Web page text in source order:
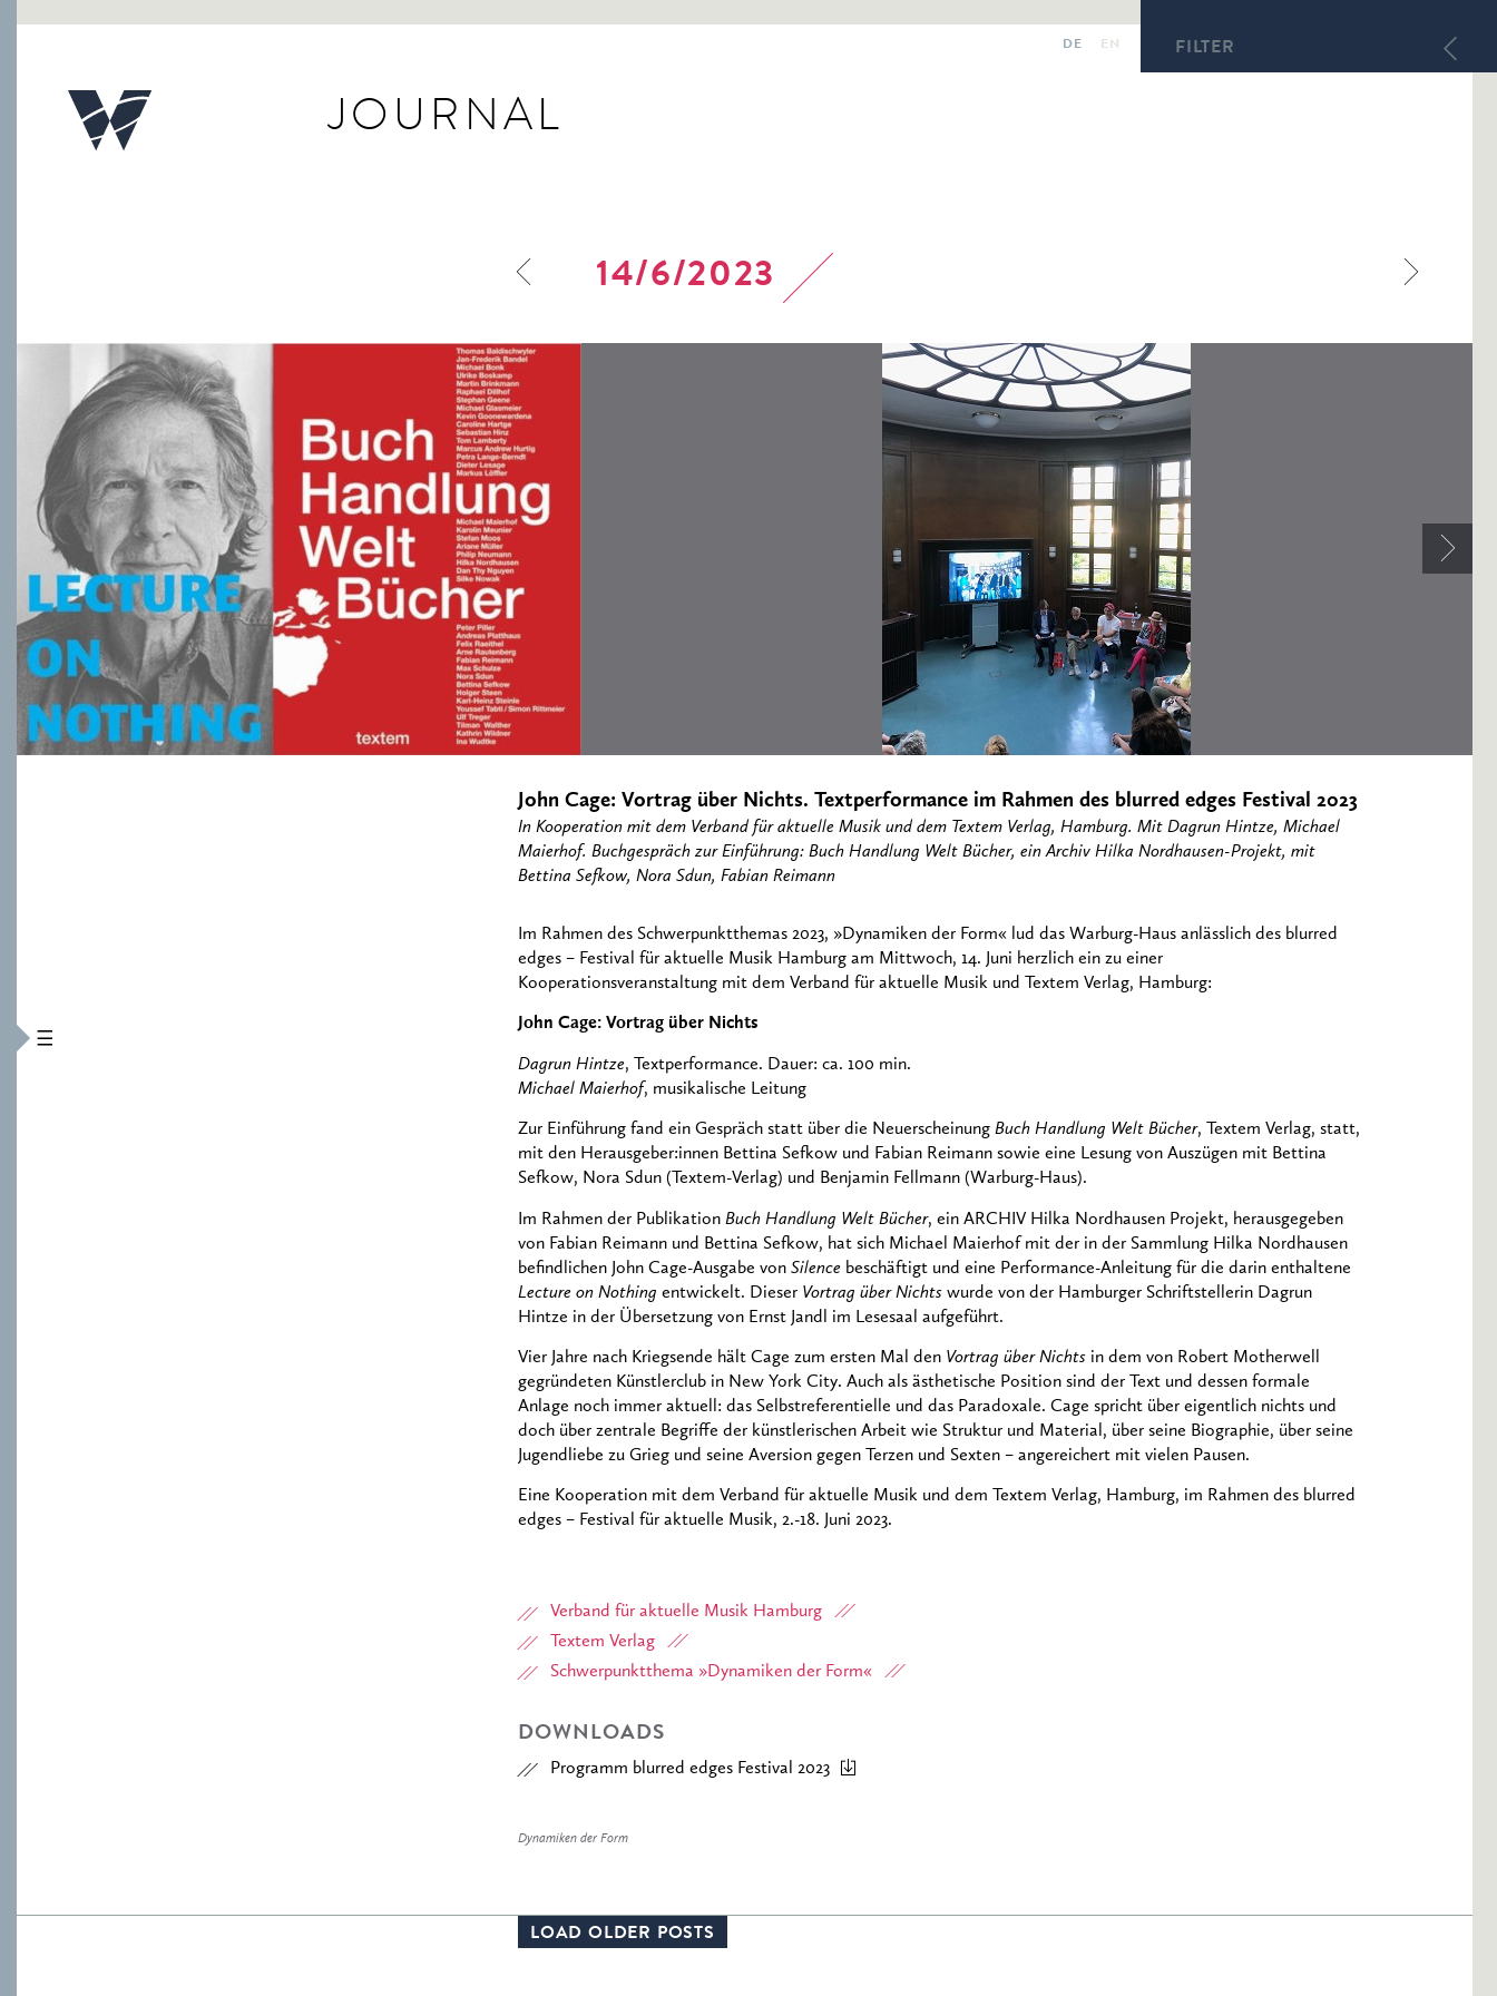
DE EN FILTER
JOURNAL
14/6/2023
John Cage: Vortrag über Nichts. Textperformance im Rahmen des blurred edges Festival 2023
In Kooperation mit dem Verband für aktuelle Musik und dem Textem Verlag, Hamburg. Mit Dagrun Hintze, Michael
Maierhof. Buchgespräch zur Einführung: Buch Handlung Welt Bücher, ein Archiv Hilka Nordhausen-Projekt, mit
Bettina Sefkow, Nora Sdun, Fabian Reimann
Im Rahmen des Schwerpunktthemas 2023, »Dynamiken der Form« lud das Warburg-Haus anlässlich des blurred
edges – Festival für aktuelle Musik Hamburg am Mittwoch, 14. Juni herzlich ein zu einer
Kooperationsveranstaltung mit dem Verband für aktuelle Musik und Textem Verlag, Hamburg:
John Cage: Vortrag über Nichts
Dagrun Hintze, Textperformance. Dauer: ca. 100 min.
Michael Maierhof, musikalische Leitung
Zur Einführung fand ein Gespräch statt über die Neuerscheinung Buch Handlung Welt Bücher, Textem Verlag, statt,
mit den Herausgeber:innen Bettina Sefkow und Fabian Reimann sowie eine Lesung von Auszügen mit Bettina
Sefkow, Nora Sdun (Textem-Verlag) und Benjamin Fellmann (Warburg-Haus).
Im Rahmen der Publikation Buch Handlung Welt Bücher, ein ARCHIV Hilka Nordhausen Projekt, herausgegeben
von Fabian Reimann und Bettina Sefkow, hat sich Michael Maierhof mit der in der Sammlung Hilka Nordhausen
befindlichen John Cage-Ausgabe von Silence beschäftigt und eine Performance-Anleitung für die darin enthaltene
Lecture on Nothing entwickelt. Dieser Vortrag über Nichts wurde von der Hamburger Schriftstellerin Dagrun
Hintze in der Übersetzung von Ernst Jandl im Lesesaal aufgeführt.
Vier Jahre nach Kriegsende hält Cage zum ersten Mal den Vortrag über Nichts in dem von Robert Motherwell
gegründeten Künstlerclub in New York City. Auch als ästhetische Position sind der Text und dessen formale
Anlage noch immer aktuell: das Selbstreferentielle und das Paradoxale. Cage spricht über eigentlich nichts und
doch über zentrale Begriffe der künstlerischen Arbeit wie Struktur und Material, über seine Biographie, über seine
Jugendliebe zu Grieg und seine Aversion gegen Terzen und Sexten – angereichert mit vielen Pausen.
Eine Kooperation mit dem Verband für aktuelle Musik und dem Textem Verlag, Hamburg, im Rahmen des blurred
edges – Festival für aktuelle Musik, 2.-18. Juni 2023.
Verband für aktuelle Musik Hamburg
Textem Verlag
Schwerpunktthema »Dynamiken der Form«
DOWNLOADS
Programm blurred edges Festival 2023
Dynamiken der Form
LOAD OLDER POSTS